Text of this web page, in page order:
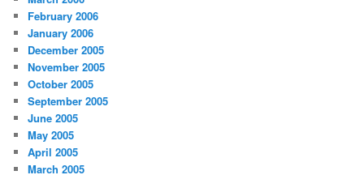
February 2006
January 2006
December 2005
November 2005
October 2005
September 2005
June 2005
May 2005
April 2005
March 2005